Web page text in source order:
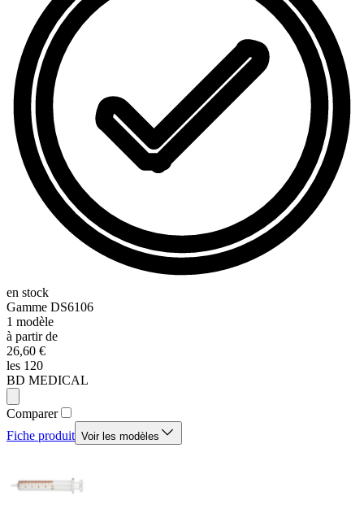
en stock
Gamme DS6106
1 modèle
à partir de
26,60 €
les 120
BD MEDICAL
Comparer
Fiche produit Voir les modèles